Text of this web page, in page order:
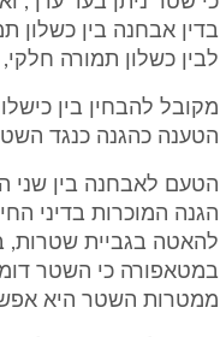
בדין אבחנה בין כשלון
לבין כשלון תמורה
מקובל להבחין בין
הטענה כהגנה כנגד
הטעם לאבחנה בין שני
הגנה המוכרות בדיני
להאטה בגביית שטרות,
במטאפורה כי השטר
ממטרות השטר היא